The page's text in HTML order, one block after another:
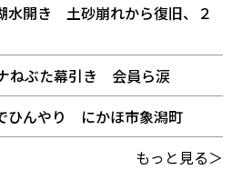
水開き 土砂崩れから復旧、２
ねぶた幕引き 会員ら涙
ひんやり にかほ市象潟町
もっと見る＞